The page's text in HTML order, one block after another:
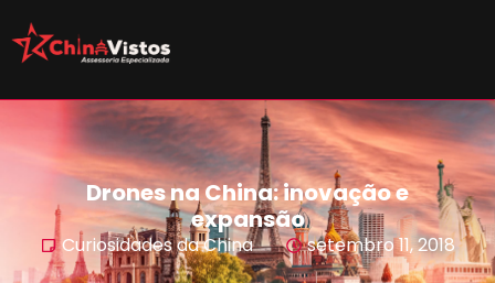
Drones na China: inovação e
expansão
Curiosidades da China setembro 11, 2018